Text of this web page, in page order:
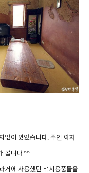
없이 있었습니다. 주인 아저
봅니다 ^^
거에 사용했던 낚시용품들을